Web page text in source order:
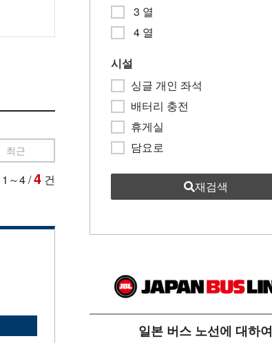
최근
1～4/4 건
3 열
4 열
시설
싱글 개인 좌석
배터리 충전
휴게실
담요로
재검색
일본 버스 노선에 대하여